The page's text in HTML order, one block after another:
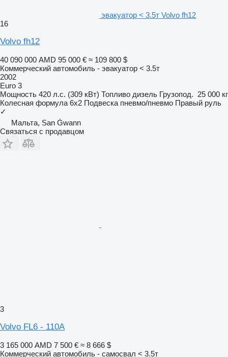
эвакуатор < 3.5т Volvo fh12
16
Volvo fh12
40 090 000 AMD 95 000 € ≈ 109 800 $
Коммерческий автомобиль - эвакуатор < 3.5т
2002
Euro 3
Мощность 420 л.с. (309 кВт) Топливо дизель Грузопод. 25 000 кг
Колесная формула 6x2 Подвеска пневмо/пневмо Правый руль
✓
Мальта, San Ġwann
Связаться с продавцом
3
Volvo FL6 - 110A
3 165 000 AMD 7 500 € ≈ 8 666 $
Коммерческий автомобиль - самосвал < 3.5т